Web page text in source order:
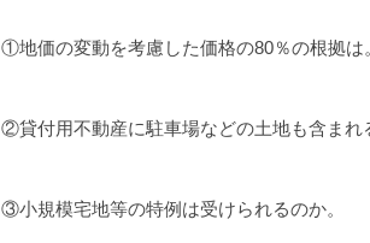
①地価の変動を考慮した価格の80％の根拠は
②貸付用不動産に駐車場などの土地も含まれ
③小規模宅地等の特例は受けられるのか。